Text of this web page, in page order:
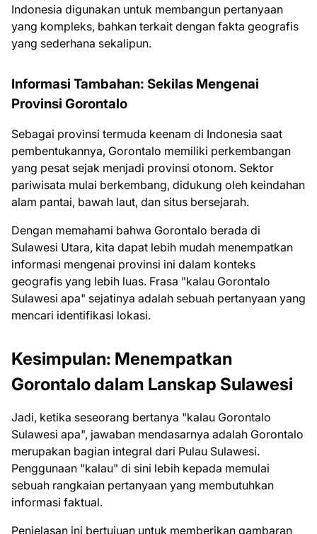
Indonesia digunakan untuk membangun pertanyaan
yang kompleks, bahkan terkait dengan fakta geografis
yang sederhana sekalipun.
Informasi Tambahan: Sekilas Mengenai
Provinsi Gorontalo
Sebagai provinsi termuda keenam di Indonesia saat
pembentukannya, Gorontalo memiliki perkembangan
yang pesat sejak menjadi provinsi otonom. Sektor
pariwisata mulai berkembang, didukung oleh keindahan
alam pantai, bawah laut, dan situs bersejarah.
Dengan memahami bahwa Gorontalo berada di
Sulawesi Utara, kita dapat lebih mudah menempatkan
informasi mengenai provinsi ini dalam konteks
geografis yang lebih luas. Frasa "kalau Gorontalo
Sulawesi apa" sejatinya adalah sebuah pertanyaan yang
mencari identifikasi lokasi.
Kesimpulan: Menempatkan
Gorontalo dalam Lanskap Sulawesi
Jadi, ketika seseorang bertanya "kalau Gorontalo
Sulawesi apa", jawaban mendasarnya adalah Gorontalo
merupakan bagian integral dari Pulau Sulawesi.
Penggunaan "kalau" di sini lebih kepada memulai
sebuah rangkaian pertanyaan yang membutuhkan
informasi faktual.
Penjelasan ini bertujuan untuk memberikan gambaran